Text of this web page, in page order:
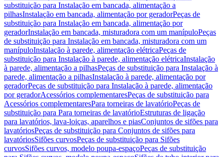
substituição para Instalação em bancada, alimentação a
pilhasInstalação em bancada, alimentação por geradorPeças de
substituição para Instalação em bancada, alimentação por
geradorInstalação em bancada, misturadora com um manípuloPeças
de substituição para Instalação em bancada, misturadora com um
manípuloInstalação à parede, alimentação elétricaPeças de
substituição para Instalação à parede, alimentação elétricaInstalação
à parede, alimentação a pilhasPeças de substituição para Instalação à
parede, alimentação a pilhasInstalação à parede, alimentação por
geradorPeças de substituição para Instalação à parede, alimentação
por geradorAcessórios complementaresPeças de substituição para
Acessórios complementaresPara torneiras de lavatórioPeças de
substituição para Para torneiras de lavatórioEstruturas de ligação
para lavatórios, lava-loiças, aparelhos e piasConjuntos de sifões para
lavatóriosPeças de substituição para Conjuntos de sifões para
lavatóriosSifões curvosPeças de substituição para Sifões
curvosSifões curvos, modelo poupa-espaçoPeças de substituição